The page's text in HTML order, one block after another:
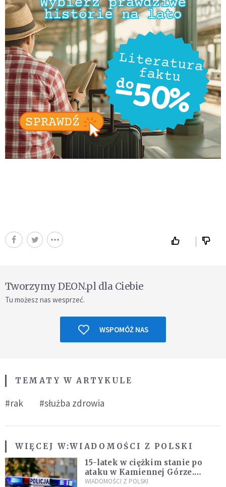
Tworzymy DEON.pl dla Ciebie
Tu możesz nas wesprzeć.
WSPOMÓŻ NAS
TEMATY W ARTYKULE
#rak #służba zdrowia
WIĘCEJ W:WIADOMOŚCI Z POLSKI
15-latek w ciężkim stanie po
ataku w Kamiennej Górze.
Policja zatrzymała dwóch
WIADOMOŚCI Z POLSKI